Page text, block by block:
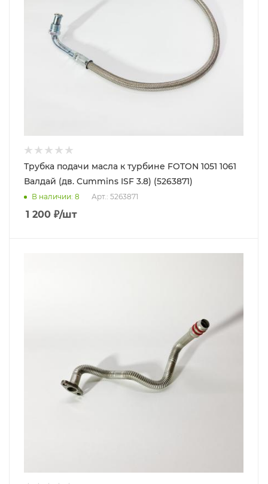
Трубка подачи масла к турбине FOTON 1051 1061
Валдай (дв. Cummins ISF 3.8) (5263871)
В наличии: 8 Арт.: 5263871
1 200 ₽/шт